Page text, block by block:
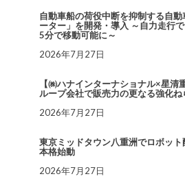
自動車船の荷役中断を抑制する自
ーター」を開発・導入 ～自力走行
5分で移動可能に～
2026年7月27日
【㈱ハナインターナショナル×星清
ループ会社で販売力の更なる強化ね
2026年7月27日
東京ミッドタウン八重洲でロボッ
本格始動
2026年7月27日